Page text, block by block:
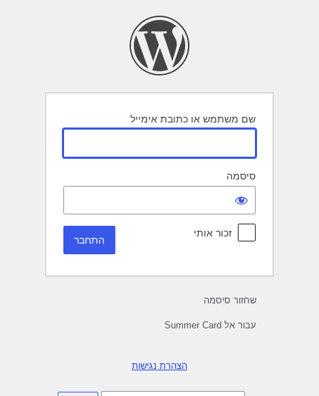
שם משתמש או כתובת אימייל
סיסמה
זכור אותי
שחזור סיסמה
עבור אל Summer Card
הצהרת נגישות